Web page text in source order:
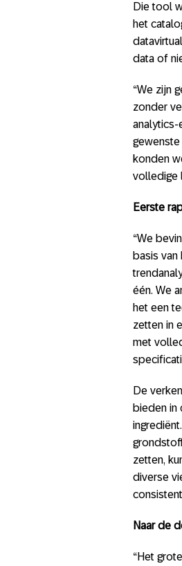
Die tool
het
data of
“We zijn
zonder
analytics-
konden
volledige
Eerste
“We
basis
één. We
het een
zetten in
met
De
bieden in
zetten,
diverse
Naar de
“Het